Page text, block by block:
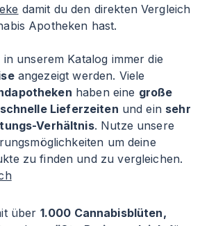
damit du den direkten Vergleich
Apotheken hast.
unserem Katalog immer die
angezeigt werden. Viele
haben eine große
schnelle Lieferzeiten und ein sehr
Verhältnis. Nutze unsere
um deine
zu finden und zu vergleichen.
über 1.000 Cannabisblüten,